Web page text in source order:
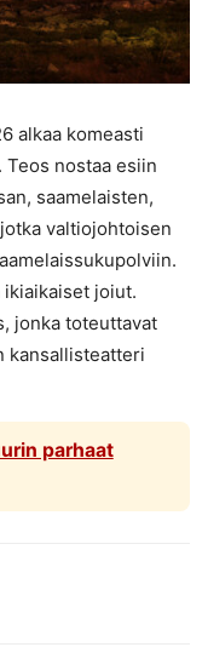
alkaa komeasti
Teos nostaa esiin
saamelaisten,
valtiojohtoisen
joiut.
jonka toteuttavat
kansallisteatteri
parhaat